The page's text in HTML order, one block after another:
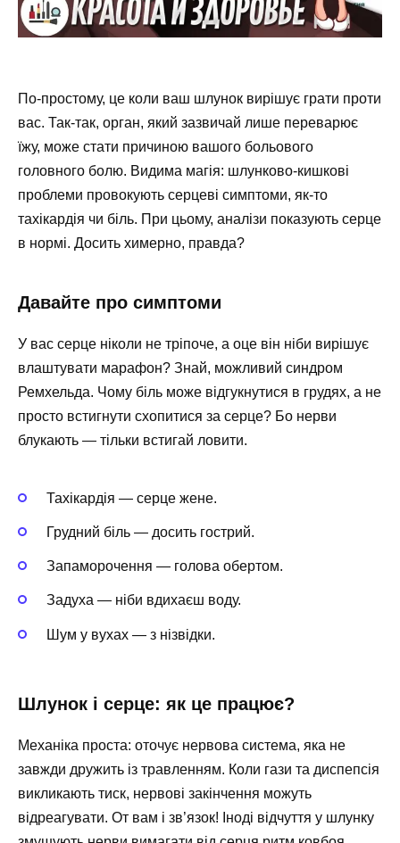
По-простому, це коли ваш шлунок вирішує грати проти
вас. Так-так, орган, який зазвичай лише переварює
їжу, може стати причиною вашого больового
головного болю. Видима магія: шлунково-кишкові
проблеми провокують серцеві симптоми, як-то
тахікардія чи біль. При цьому, аналізи показують серце
в нормі. Досить химерно, правда?
Давайте про симптоми
У вас серце ніколи не тріпоче, а оце він ніби вирішує
влаштувати марафон? Знай, можливий синдром
Ремхельда. Чому біль може відгукнутися в грудях, а не
просто встигнути схопитися за серце? Бо нерви
блукають — тільки встигай ловити.
Тахікардія — серце жене.
Грудний біль — досить гострий.
Запаморочення — голова обертом.
Задуха — ніби вдихаєш воду.
Шум у вухах — з нізвідки.
Шлунок і серце: як це працює?
Механіка проста: оточує нервова система, яка не
завжди дружить із травленням. Коли гази та диспепсія
викликають тиск, нервові закінчення можуть
відреагувати. От вам і зв’язок! Іноді відчуття у шлунку